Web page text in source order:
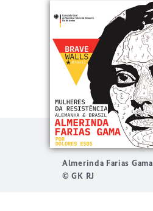
Almerinda Farias Gama
© GK RJ